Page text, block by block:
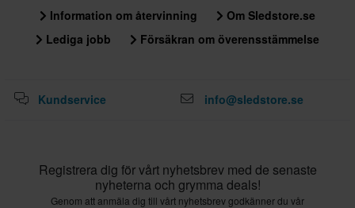
Information om återvinning
Om Sledstore.se
Lediga jobb
Försäkran om överensstämmelse
Kundservice info@sledstore.se
Registrera dig för vårt nyhetsbrev med de senaste
nyheterna och grymma deals!
Genom att anmäla dig till vårt nyhetsbrev godkänner du vår